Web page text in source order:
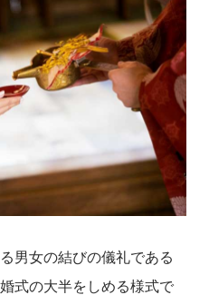
男女の結びの儀礼である
式の大半をしめる様式で